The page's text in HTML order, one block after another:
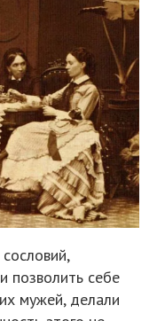
позволить себе
мужей, делали